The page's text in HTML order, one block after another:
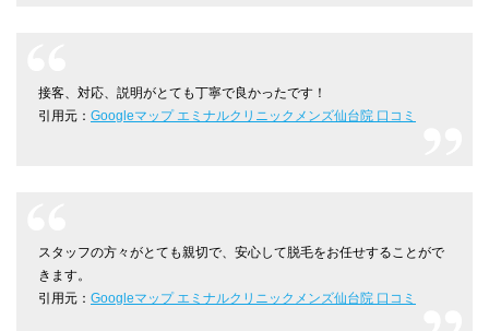
接客、対応、説明がとても丁寧で良かったです！
引用元： Googleマップ エミナルクリニックメンズ仙台院 口コミ
スタッフの方々がとても親切で、安心して脱毛をお任せすることがで
きます。
引用元： Googleマップ エミナルクリニックメンズ仙台院 口コミ